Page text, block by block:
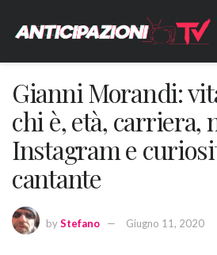
Gianni Morandi:
chi è, età, carriera,
Instagram e
cantante
byStefano Giugno 11, 2020